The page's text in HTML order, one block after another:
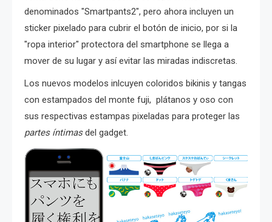
denominados "Smartpants2", pero ahora incluyen un
sticker pixelado para cubrir el botón de inicio, por si la
"ropa interior" protectora del smartphone se llega a
mover de su lugar y así evitar las miradas indiscretas.
Los nuevos modelos inlcuyen coloridos bikinis y tangas
con estampados del monte fuji, plátanos y oso con
sus respectivas estampas pixeladas para proteger las
partes íntimasdel gadget.